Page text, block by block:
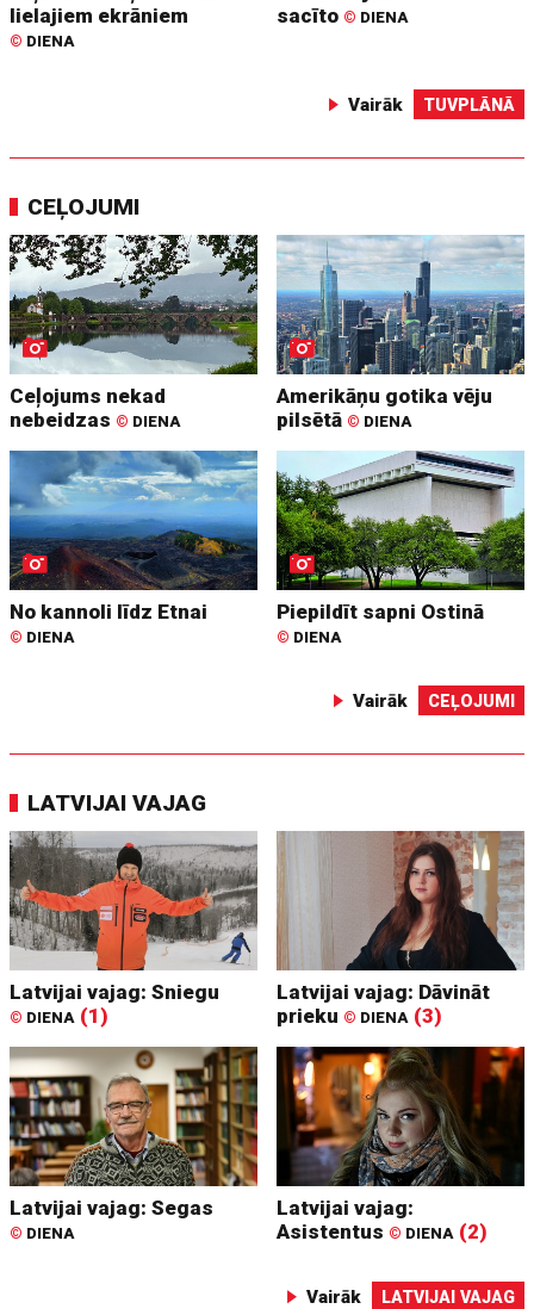
lielajiem ekrāniem
© DIENA
sacīto © DIENA
Vairāk TUVPLĀNĀ
CEĻOJUMI
Ceļojums nekad
nebeidzas © DIENA
Amerikāņu gotika vēju
pilsētā © DIENA
No kannoli līdz Etnai
© DIENA
Piepildīt sapni Ostinā
© DIENA
Vairāk CEĻOJUMI
LATVIJAI VAJAG
Latvijai vajag: Sniegu
© DIENA (1)
Latvijai vajag: Dāvināt
prieku © DIENA (3)
Latvijai vajag: Segas
© DIENA
Latvijai vajag:
Asistentus © DIENA (2)
Vairāk LATVIJAI VAJAG